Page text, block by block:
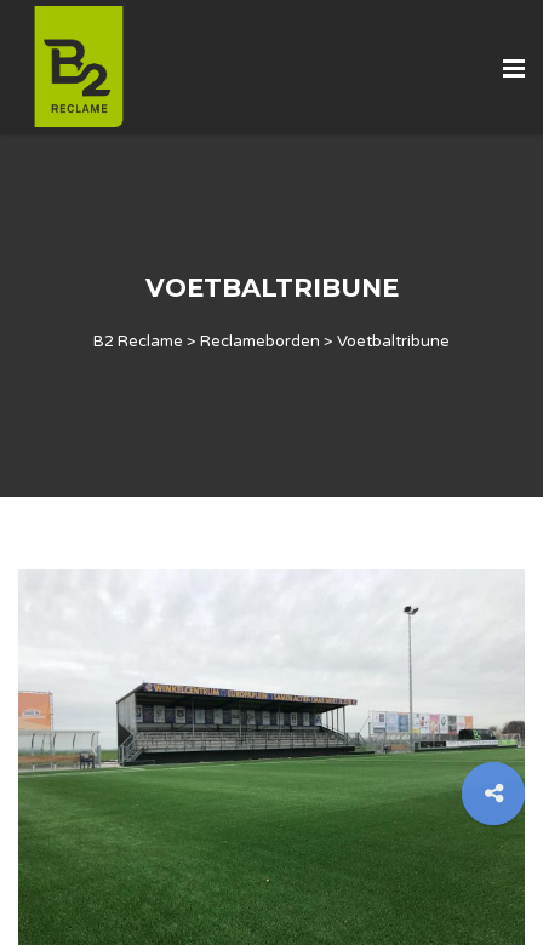
VOETBALTRIBUNE
B2 Reclame > Reclameborden > Voetbaltribune